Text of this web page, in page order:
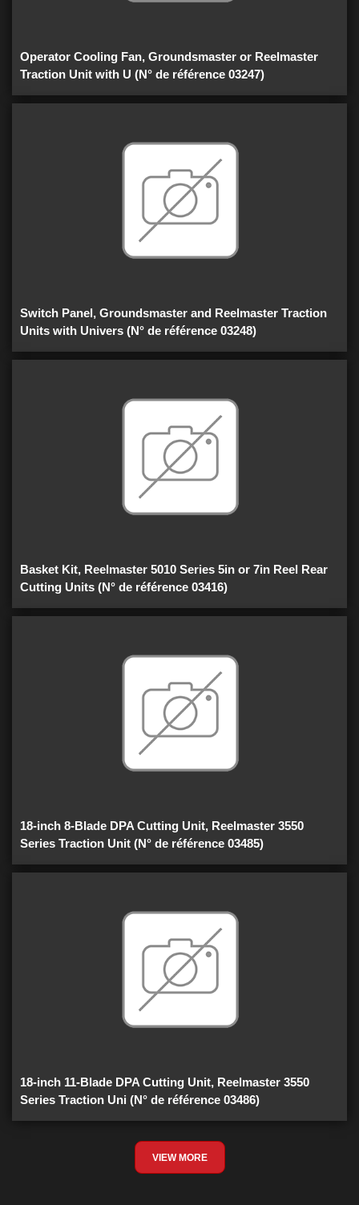
Operator Cooling Fan, Groundsmaster or Reelmaster
Traction Unit with U (N° de référence 03247)
Switch Panel, Groundsmaster and Reelmaster Traction
Units with Univers (N° de référence 03248)
Basket Kit, Reelmaster 5010 Series 5in or 7in Reel Rear
Cutting Units (N° de référence 03416)
18-inch 8-Blade DPA Cutting Unit, Reelmaster 3550
Series Traction Unit (N° de référence 03485)
18-inch 11-Blade DPA Cutting Unit, Reelmaster 3550
Series Traction Uni (N° de référence 03486)
VIEW MORE